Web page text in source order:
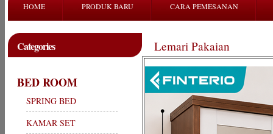
HOME PRODUK BARU CARA PEMESANAN
Categories
BED ROOM
SPRING BED
KAMAR SET
Lemari Pakaian